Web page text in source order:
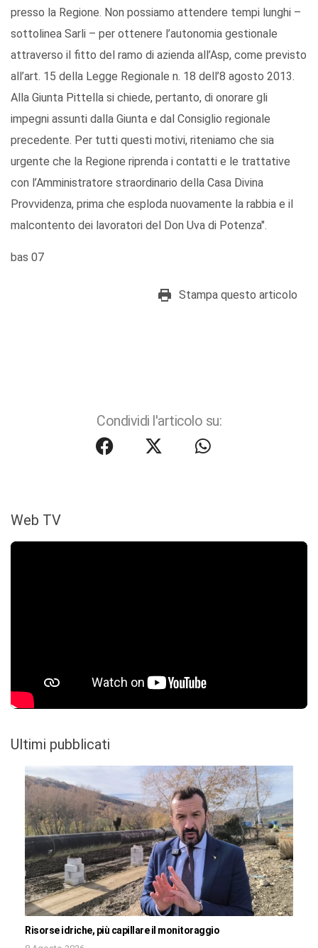
presso la Regione. Non possiamo attendere tempi lunghi –
sottolinea Sarli – per ottenere l’autonomia gestionale
attraverso il fitto del ramo di azienda all’Asp, come previsto
all’art. 15 della Legge Regionale n. 18 dell’8 agosto 2013.
Alla Giunta Pittella si chiede, pertanto, di onorare gli
impegni assunti dalla Giunta e dal Consiglio regionale
precedente. Per tutti questi motivi, riteniamo che sia
urgente che la Regione riprenda i contatti e le trattative
con l’Amministratore straordinario della Casa Divina
Provvidenza, prima che esploda nuovamente la rabbia e il
malcontento dei lavoratori del Don Uva di Potenza".
bas 07
Stampa questo articolo
Condividi l'articolo su:
Web TV
Ultimi pubblicati
Risorse idriche, più capillare il monitoraggio